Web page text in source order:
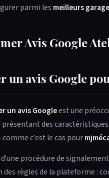
parmi les meilleurs
Avis Google
un avis Google
un avis Googleest une
présentant des
c'est le cas pour
procédure de
des règles de la plateforme :